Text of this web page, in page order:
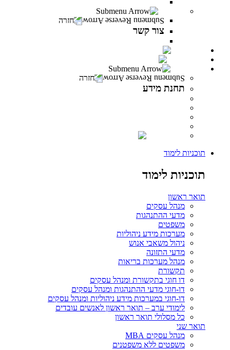
חזרה
צור קשר
חזרה
תחנת מידע
תוכניות לימוד
תוכניות לימוד
תואר ראשון
מנהל עסקים
מדעי ההתנהגות
משפטים
מערכות מידע ניהוליות
ניהול משאבי אנוש
מדעי התזונה
מנהל מערכות בריאות
תקשורת
דו חוגי בתקשורת ומנהל עסקים
דו-חוגי מדעי ההתנהגות ומנהל עסקים
דו-חוגי במערכות מידע ניהוליות ומנהל עסקים
לימודי ערב – תואר ראשון לאנשים עובדים
כל מסלולי תואר ראשון
תואר שני
מנהל עסקים MBA
משפטים ללא משפטנים